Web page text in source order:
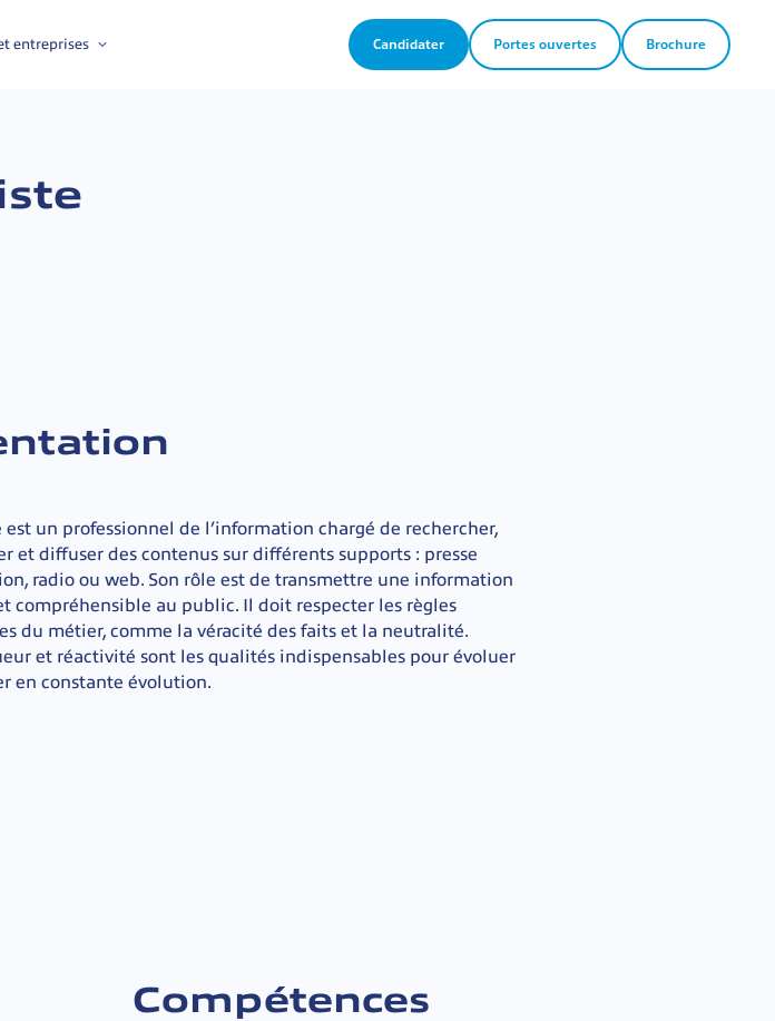
entreprises Candidater Portes ouvertes Brochure
un professionnel de l’information chargé de rechercher,
et diffuser des contenus sur différents supports : presse
radio ou web. Son rôle est de transmettre une information
compréhensible au public. Il doit respecter les règles
du métier, comme la véracité des faits et la neutralité.
et réactivité sont les qualités indispensables pour évoluer
en constante évolution.
Compétences